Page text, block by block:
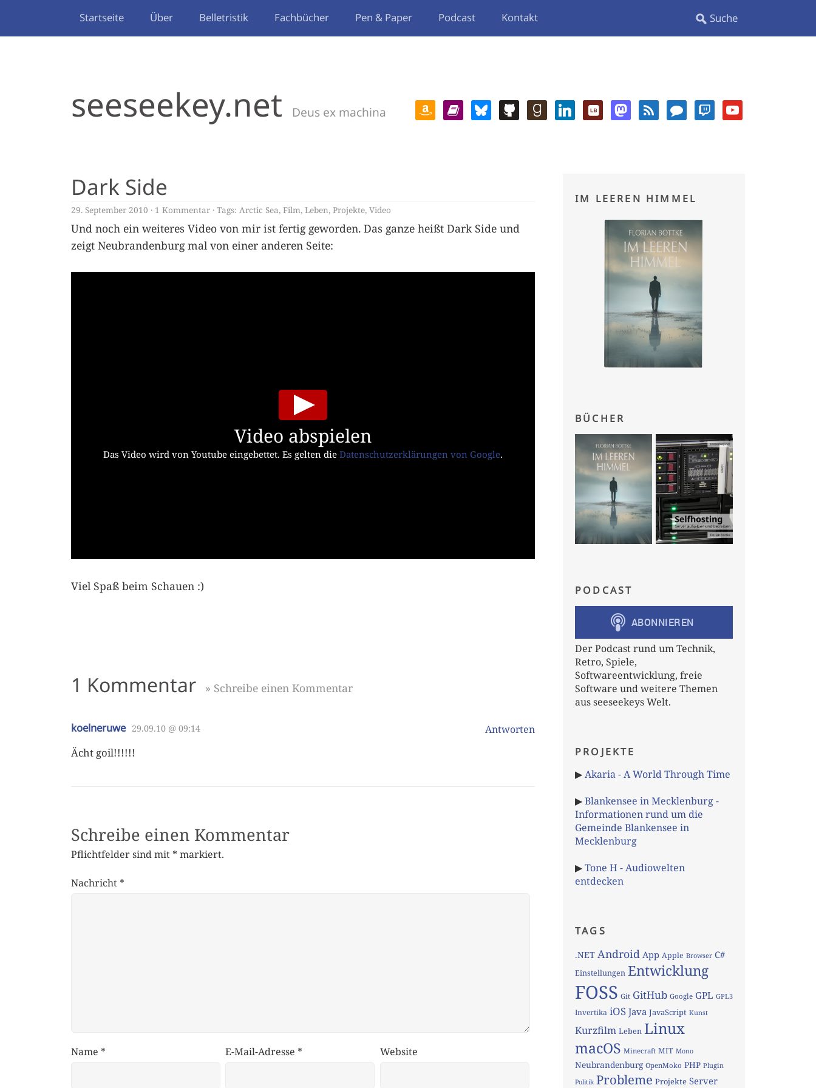
Startseite Über Belletristik Fachbücher Pen & Paper Podcast Kontakt
seeseekey.net Deus ex machina
Dark Side
29. September 2010 1 Kommentar Tags: Arctic Sea, Film, Leben, Projekte, Video
Und noch ein weiteres Video von mir ist fertig geworden. Das ganze heißt Dark Side und
zeigt Neubrandenburg mal von einer anderen Seite:
Video abspielen
Das Video wird von Youtube eingebettet. Es gelten dieDatenschutzerklärungen von Google.
Viel Spaß beim Schauen :)
1 Kommentar » Schreibe einen Kommentar
koelneruwe Antworten
29.09.10 @ 09:14
Ächt goil!!!!!!
Schreibe einen Kommentar
Pflichtfelder sind mit * markiert.
Nachricht *
Name * E-Mail-Adresse * Website
IM LEEREN HIMMEL
BÜCHER
PODCAST
Der Podcast rund um Technik,
Retro, Spiele,
Softwareentwicklung, freie
Software und weitere Themen
aus seeseekeys Welt.
PROJEKTE
▶Akaria - A World Through Time
▶Blankensee in Mecklenburg -
Informationen rund um die
Gemeinde Blankensee in
Mecklenburg
▶Tone H - Audiowelten
entdecken
TAGS
.NET Android App Apple Browser C#
Einstellungen Entwicklung
FOSS Git GitHub Google GPL GPL3
Invertika iOS Java JavaScript Kunst
Kurzfilm Leben Linux
macOS Minecraft MIT Mono
Neubrandenburg OpenMoko PHP Plugin
Politik Probleme Projekte Server